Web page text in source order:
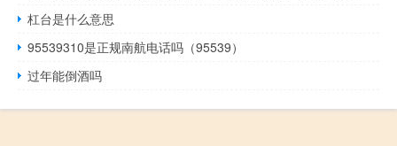
杠台是什么意思
95539310是正规南航电话吗（95539）
过年能倒酒吗